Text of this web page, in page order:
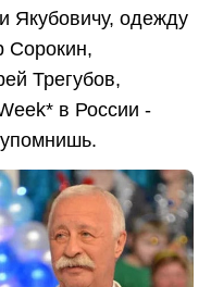
одежду
Сорокин,
Трегубов,
в России -